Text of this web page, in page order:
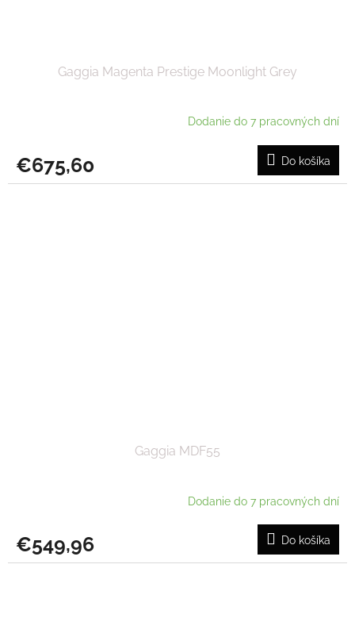
Gaggia Magenta Prestige Moonlight Grey
Dodanie do 7 pracovných dní
€675,60 Do košíka
Gaggia MDF55
Dodanie do 7 pracovných dní
€549,96 Do košíka